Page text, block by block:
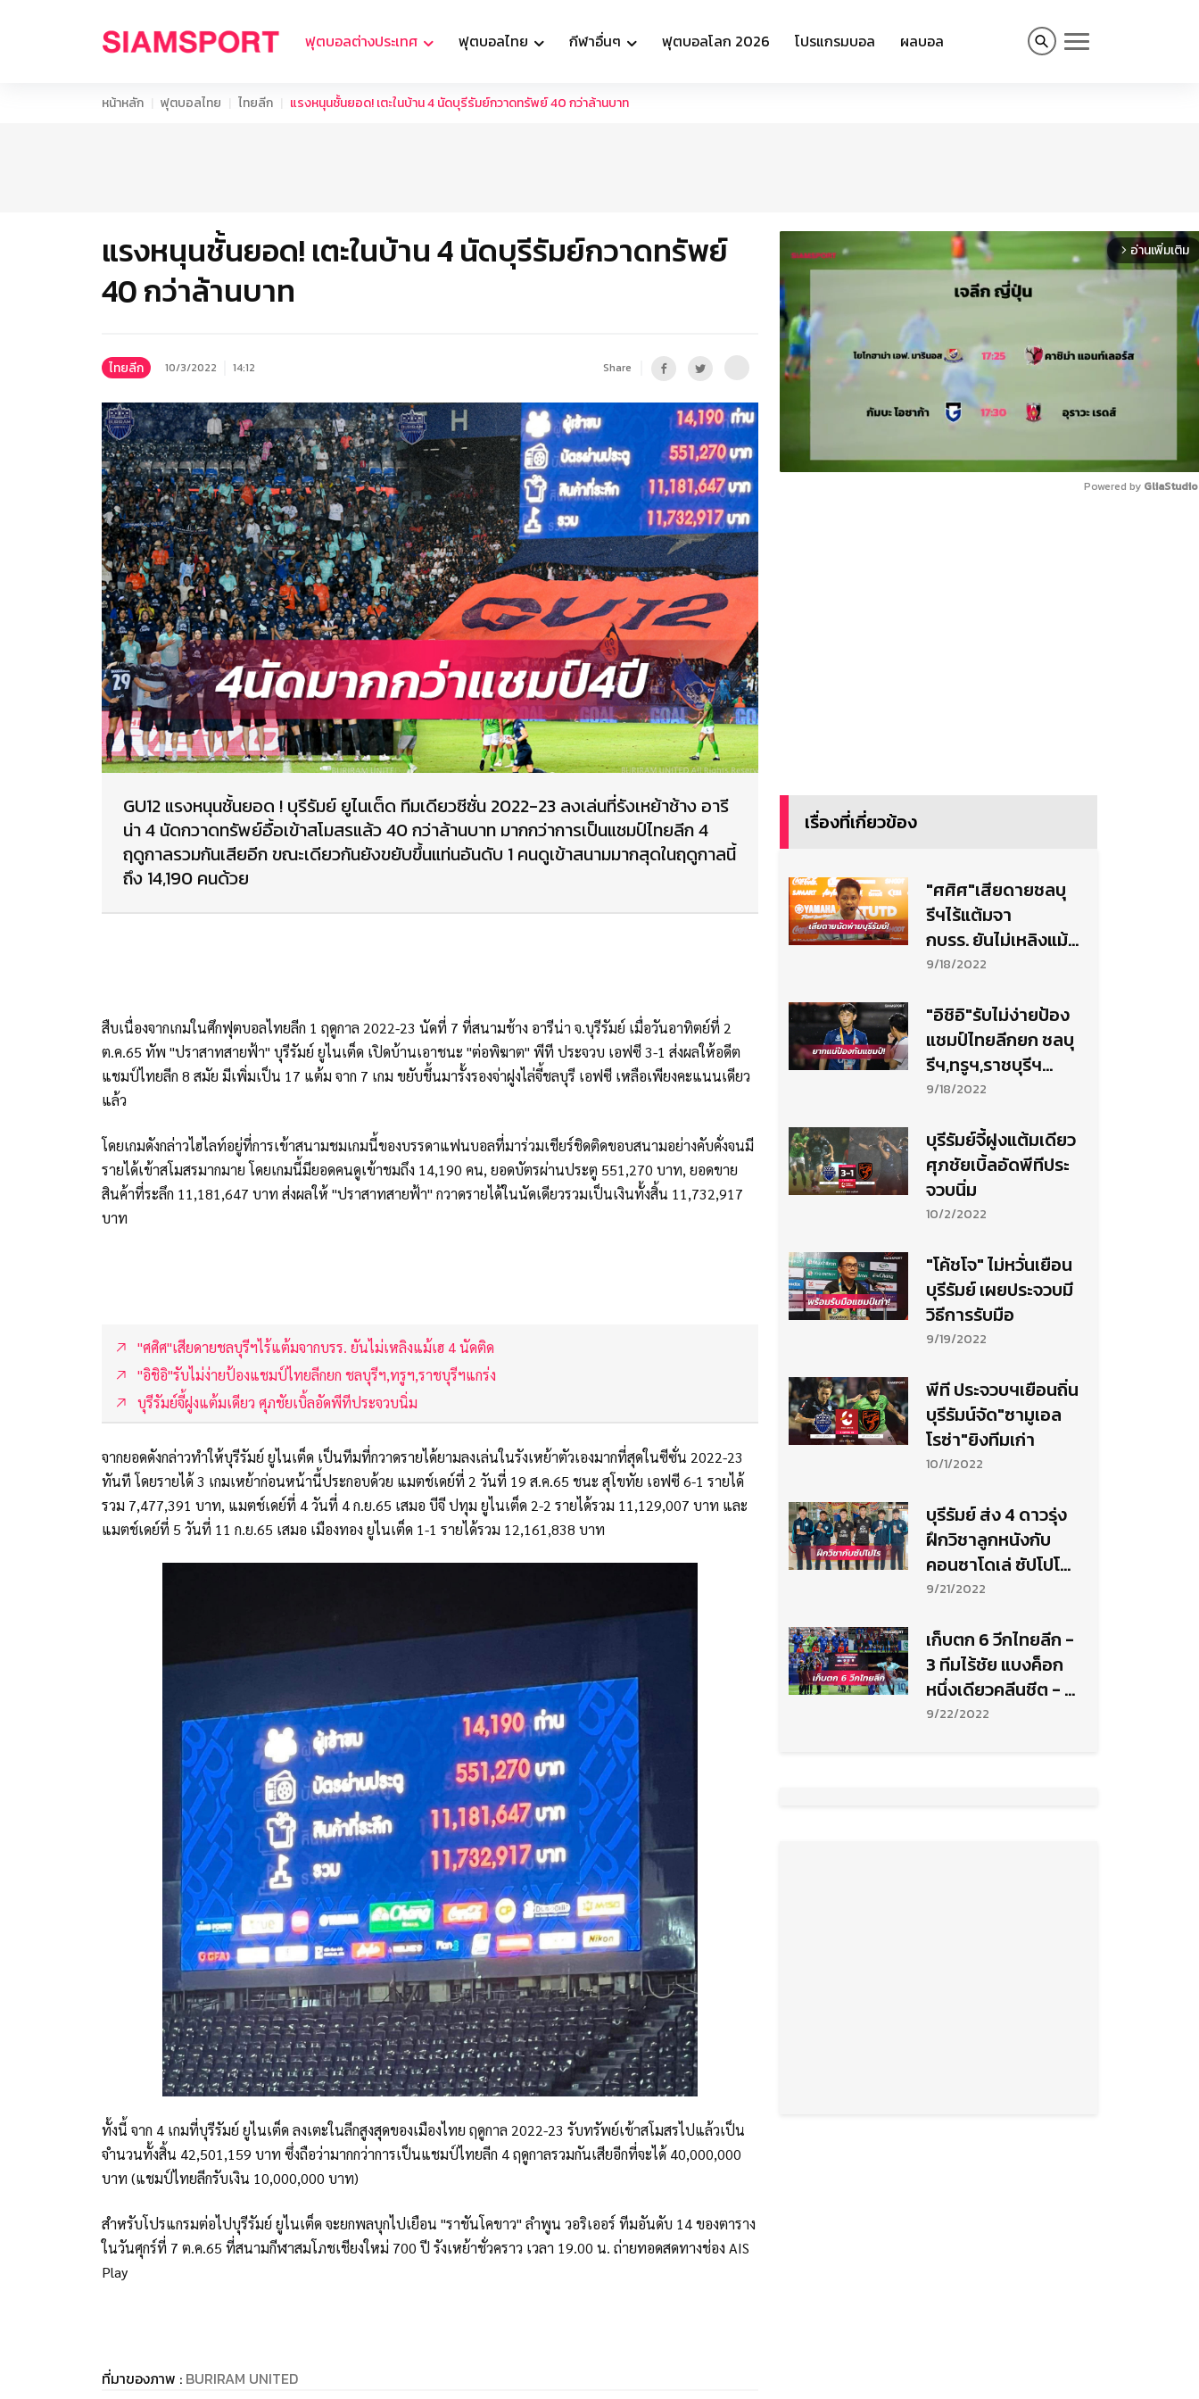
ฟุตบอลต่างประเทศ ฟุตบอลไทย กีฬาอื่นๆ ฟุตบอลโลก 2026 โปรแกรมบอล ผลบอล
หน้าหลัก ฟุตบอลไทย ไทยลีก แรงหนุนชั้นยอด! เตะในบ้าน 4 นัดบุรีรัมย์กวาดทรัพย์ 40 กว่าล้านบาท
แรงหนุนชั้นยอด! เตะในบ้าน 4 นัดบุรีรัมย์กวาดทรัพย์
40 กว่าล้านบาท
ไทยลีก 10/3/2022 14:12 Share
GU12 แรงหนุนชั้นยอด ! บุรีรัมย์ ยูไนเต็ด ทีมเดียวซีซั่น 2022-23 ลงเล่นที่รังเหย้าช้าง อารี
น่า 4 นัดกวาดทรัพย์อื้อเข้าสโมสรแล้ว 40 กว่าล้านบาท มากกว่าการเป็นแชมป์ไทยลีก 4
ฤดูกาลรวมกันเสียอีก ขณะเดียวกันยังขยับขึ้นแท่นอันดับ 1 คนดูเข้าสนามมากสุดในฤดูกาลนี้
ถึง 14,190 คนด้วย
สืบเนื่องจากเกมในศึกฟุตบอลไทยลีก 1 ฤดูกาล 2022-23 นัดที่ 7 ที่สนามช้าง อารีน่า จ.บุรีรัมย์ เมื่อวันอาทิตย์ที่ 2
ต.ค.65 ทัพ "ปราสาทสายฟ้า" บุรีรัมย์ ยูไนเต็ด เปิดบ้านเอาชนะ "ต่อพิฆาต" พีที ประจวบ เอฟซี 3-1 ส่งผลให้อดีต
แชมป์ไทยลีก 8 สมัย มีเพิ่มเป็น 17 แต้ม จาก 7 เกม ขยับขึ้นมารั้งรองจ่าฝูงไล่จี้ชลบุรี เอฟซี เหลือเพียงคะแนนเดียว
แล้ว
โดยเกมดังกล่าวไฮไลท์อยู่ที่การเข้าสนามชมเกมนี้ของบรรดาแฟนบอลที่มาร่วมเชียร์ชิดติดขอบสนามอย่างคับคั่งจนมี
รายได้เข้าสโมสรมากมาย โดยเกมนี้มียอดคนดูเข้าชมถึง 14,190 คน, ยอดบัตรผ่านประตู 551,270 บาท, ยอดขาย
สินค้าที่ระลึก 11,181,647 บาท ส่งผลให้ "ปราสาทสายฟ้า" กวาดรายได้ในนัดเดียวรวมเป็นเงินทั้งสิ้น 11,732,917
บาท
"ศศิศ"เสียดายชลบุรีฯไร้แต้มจากบรร. ยันไม่เหลิงแม้เฮ 4 นัดติด
"อิชิอิ"รับไม่ง่ายป้องแชมป์ไทยลีกยก ชลบุรีฯ,ทรูฯ,ราชบุรีฯแกร่ง
บุรีรัมย์จี้ฝูงแต้มเดียว ศุภชัยเบิ้ลอัดพีทีประจวบนิ่ม
จากยอดดังกล่าวทำให้บุรีรัมย์ ยูไนเต็ด เป็นทีมที่กวาดรายได้ยามลงเล่นในรังเหย้าตัวเองมากที่สุดในซีซั่น 2022-23
ทันที โดยรายได้ 3 เกมเหย้าก่อนหน้านี้ประกอบด้วย แมตช์เดย์ที่ 2 วันที่ 19 ส.ค.65 ชนะ สุโขทัย เอฟซี 6-1 รายได้
รวม 7,477,391 บาท, แมตช์เดย์ที่ 4 วันที่ 4 ก.ย.65 เสมอ บีจี ปทุม ยูไนเต็ด 2-2 รายได้รวม 11,129,007 บาท และ
แมตช์เดย์ที่ 5 วันที่ 11 ก.ย.65 เสมอ เมืองทอง ยูไนเต็ด 1-1 รายได้รวม 12,161,838 บาท
ทั้งนี้ จาก 4 เกมที่บุรีรัมย์ ยูไนเต็ด ลงเตะในลีกสูงสุดของเมืองไทย ฤดูกาล 2022-23 รับทรัพย์เข้าสโมสรไปแล้วเป็น
จำนวนทั้งสิ้น 42,501,159 บาท ซึ่งถือว่ามากกว่าการเป็นแชมป์ไทยลีก 4 ฤดูกาลรวมกันเสียอีกที่จะได้ 40,000,000
บาท (แชมป์ไทยลีกรับเงิน 10,000,000 บาท)
สำหรับโปรแกรมต่อไปบุรีรัมย์ ยูไนเต็ด จะยกพลบุกไปเยือน "ราชันโคขาว" ลำพูน วอริเออร์ ทีมอันดับ 14 ของตาราง
ในวันศุกร์ที่ 7 ต.ค.65 ที่สนามกีฬาสมโภชเชียงใหม่ 700 ปี รังเหย้าชั่วคราว เวลา 19.00 น. ถ่ายทอดสดทางช่อง AIS
Play
ที่มาของภาพ : BURIRAM UNITED
arrow_forward_ios อ่านเพิ่มเติม
Powered by
เรื่องที่เกี่ยวข้อง
"ศศิศ"เสียดายชลบุ
รีฯไร้แต้มจา
กบรร. ยันไม่เหลิงแม้
เฮ 4 นัดติด
9/18/2022
"อิชิอิ"รับไม่ง่ายป้อง
แชมป์ไทยลีกยก ชลบุ
รีฯ,ทรูฯ,ราชบุรีฯ
แกร่ง
9/18/2022
บุรีรัมย์จี้ฝูงแต้มเดียว
ศุภชัยเบิ้ลอัดพีทีประ
จวบนิ่ม
10/2/2022
"โค้ชโจ" ไม่หวั่นเยือน
บุรีรัมย์ เผยประจวบมี
วิธีการรับมือ
9/19/2022
พีที ประจวบฯเยือนถิ่น
บุรีรัมน์จัด"ซามูเอล
โรซ่า"ยิงทีมเก่า
10/1/2022
บุรีรัมย์ ส่ง 4 ดาวรุ่ง
ฝึกวิชาลูกหนังกับ
คอนซาโดเล่ ซัปโปโร
2 เดือน
9/21/2022
เก็บตก 6 วีกไทยลีก -
3 ทีมไร้ชัย แบงค็อก
หนึ่งเดียวคลีนชีต - 3
ทีมโดนจุดโทษมากสุด
9/22/2022